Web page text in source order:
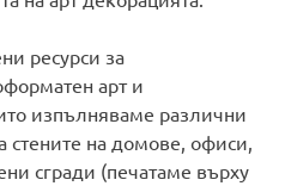
ресурси за
арт и
изпълняваме различни
стените на домове, офиси,
сгради (печатаме върху